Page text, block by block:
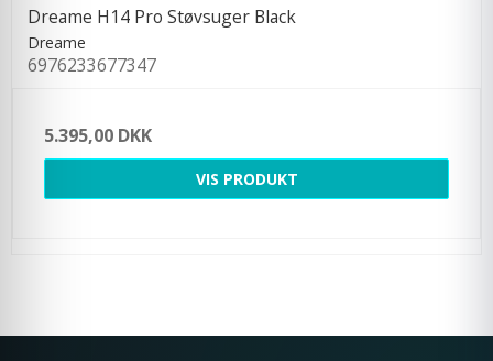
Dreame H14 Pro Støvsuger Black
Dreame
6976233677347
5.395,00 DKK
VIS PRODUKT